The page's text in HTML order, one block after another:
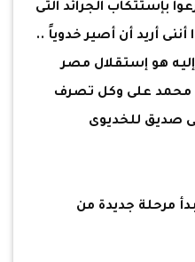
بإستتكاب الجرائد التى
أريد أن أصير خدوياً ..
هو إستقلال مصر
محمد على وكل تصرف
صديق للخديوى
مرحلة جديدة من